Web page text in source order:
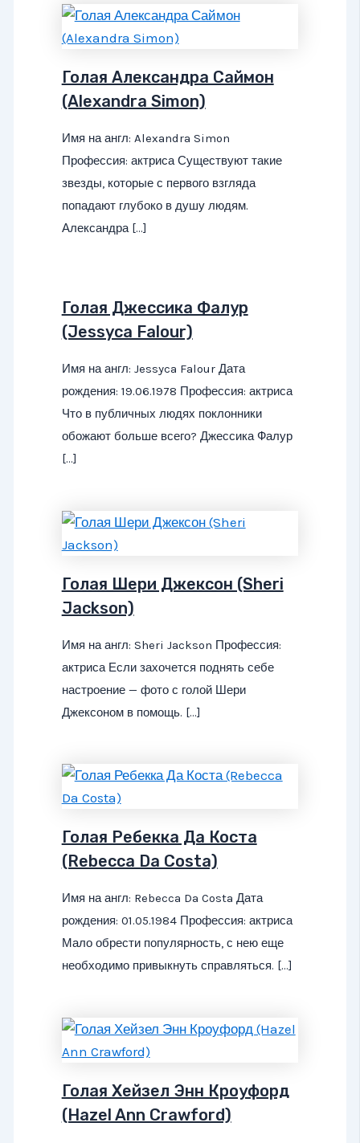
Голая Александра Саймон
(Alexandra Simon)
Имя на англ: Alexandra Simon
Профессия: актриса Существуют такие
звезды, которые с первого взгляда
попадают глубоко в душу людям.
Александра […]
Голая Джессика Фалур
(Jessyca Falour)
Имя на англ: Jessyca Falour Дата
рождения: 19.06.1978 Профессия: актриса
Что в публичных людях поклонники
обожают больше всего? Джессика Фалур
[…]
Голая Шери Джексон (Sheri
Jackson)
Имя на англ: Sheri Jackson Профессия:
актриса Если захочется поднять себе
настроение — фото с голой Шери
Джексоном в помощь. […]
Голая Ребекка Да Коста
(Rebecca Da Costa)
Имя на англ: Rebecca Da Costa Дата
рождения: 01.05.1984 Профессия: актриса
Мало обрести популярность, с нею еще
необходимо привыкнуть справляться. […]
Голая Хейзел Энн Кроуфорд
(Hazel Ann Crawford)